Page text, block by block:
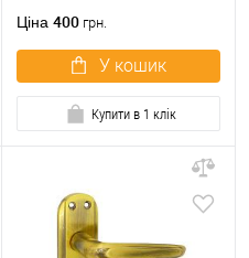
Ціна 400 грн.
У кошик
Купити в 1 клік